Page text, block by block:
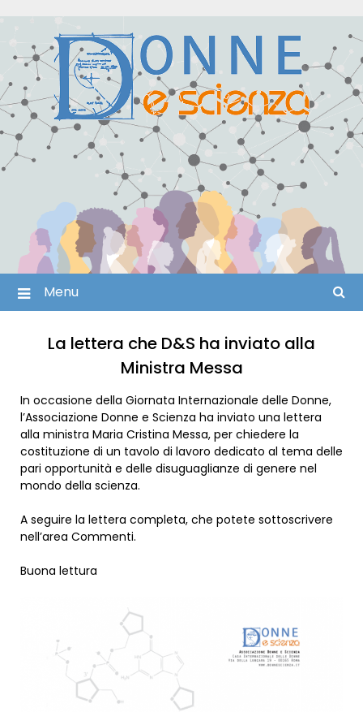
content
Menu
La lettera che D&S ha inviato alla
Ministra Messa
In occasione della Giornata Internazionale delle Donne,
l’Associazione Donne e Scienza ha inviato una lettera
alla ministra Maria Cristina Messa, per chiedere la
costituzione di un tavolo di lavoro dedicato al tema delle
pari opportunità e delle disuguaglianze di genere nel
mondo della scienza.
A seguire la lettera completa, che potete sottoscrivere
nell’area Commenti.
Buona lettura